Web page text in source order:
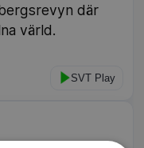
där
värld.
SVT Play